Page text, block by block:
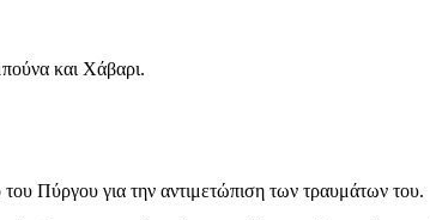
και Χάβαρι.
Πύργου για την αντιμετώπιση των τραυμάτων του.